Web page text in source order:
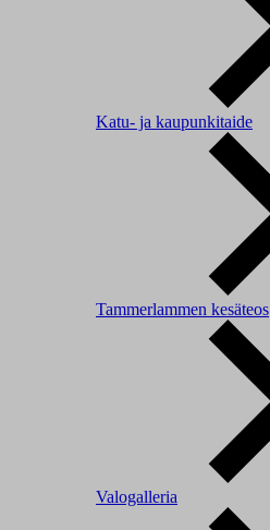
Katu- ja kaupunkitaide
Tammerlammen kesäteos
Valogalleria